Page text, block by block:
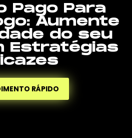
Pago Para
Aumente
do seu
Estratégias
RÁPIDO